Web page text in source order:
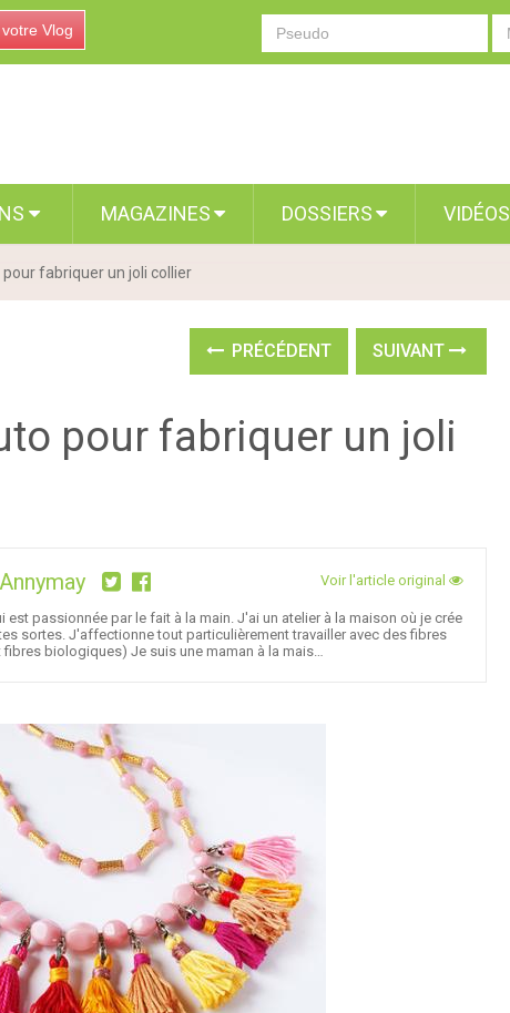
Vlog
MAGAZINES DOSSIERS VIDÉOS
fabriquer un joli collier
PRÉCÉDENT SUIVANT
pour fabriquer un joli
Annymay Voir l'article original
passionnée par le fait à la main. J'ai un atelier à la maison où je crée
sortes. J'affectionne tout particulièrement travailler avec des fibres
biologiques) Je suis une maman à la mais…